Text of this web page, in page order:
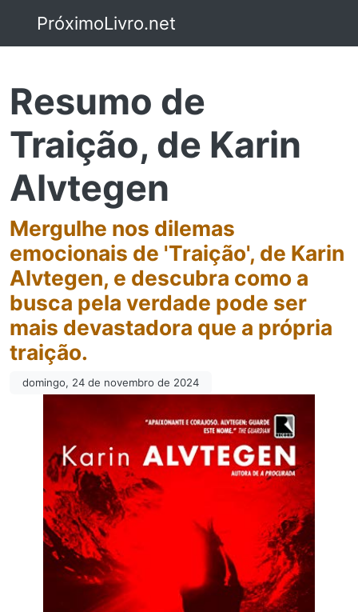
PróximoLivro.net
Resumo de
Traição, de Karin
Alvtegen
Mergulhe nos dilemas
emocionais de 'Traição', de Karin
Alvtegen, e descubra como a
busca pela verdade pode ser
mais devastadora que a própria
traição.
domingo, 24 de novembro de 2024